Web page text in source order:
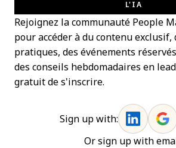
L'IA
Rejoignez la communauté People
pour accéder à du contenu exclusif,
pratiques, des événements
des conseils hebdomadaires en
gratuit de s'inscrire.
Sign up with:
Or sign up with